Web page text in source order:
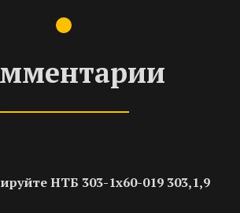
НТБ 303-1х60-019 303,1,9